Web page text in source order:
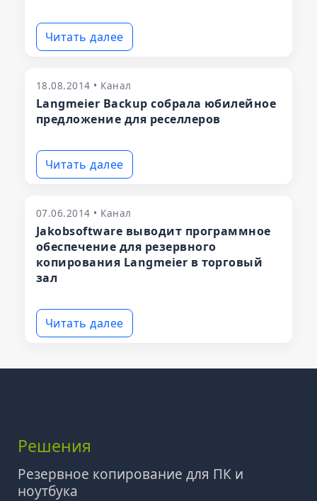
Читать далее
18.08.2014 • Канал
Langmeier Backup собрала юбилейное
предложение для реселлеров
Читать далее
07.06.2014 • Канал
Jakobsoftware выводит программное
обеспечение для резервного
копирования Langmeier в торговый
зал
Читать далее
Решения
Резервное копирование для ПК и
ноутбука